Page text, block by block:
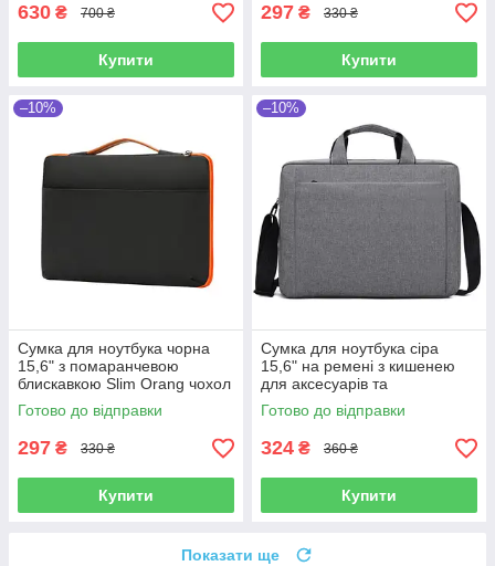
630 ₴ 700 ₴
Купити
297 ₴ 330 ₴
Купити
–10%
Сумка для ноутбука чорна
15,6" з помаранчевою
блискавкою Slim Orang чохол
з ручкою до ноутбуку 15
дюймів Чорний
Готово до відправки
297 ₴ 330 ₴
Купити
–10%
Сумка для ноутбука сіра
15,6" на ремені з кишенею
для аксесуарів та
внутрішньою перегородкою
Готово до відправки
324 ₴ 360 ₴
Купити
Показати ще